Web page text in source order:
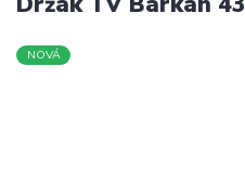
NOVÁ